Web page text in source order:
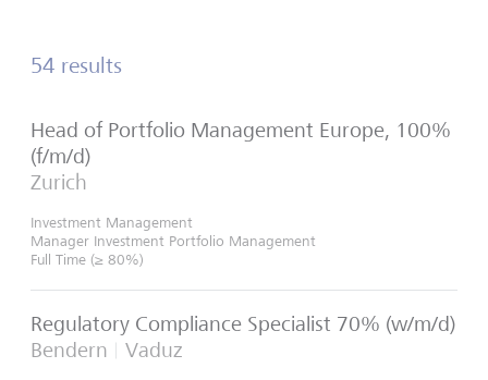
54 results
Head of Portfolio Management Europe, 100%
(f/m/d)
Zurich
Investment Management
Manager Investment Portfolio Management
Full Time (≥ 80%)
Regulatory Compliance Specialist 70% (w/m/d)
Bendern
Vaduz